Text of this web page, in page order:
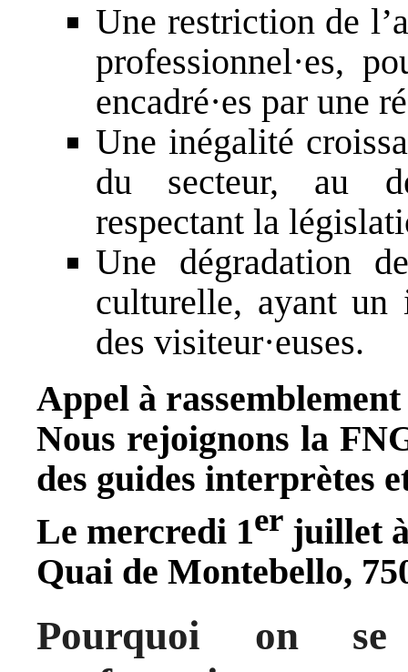
Une restriction de
professionnel·es,
encadré·es par une
Une inégalité
du secteur, au
respectant la
Une dégradation
culturelle, ayant un
des visiteur·euses.
Appel à rassemblement
Nous rejoignons la
des guides interprètes
Le mercredi 1er juillet
Quai de Montebello,
Pourquoi on